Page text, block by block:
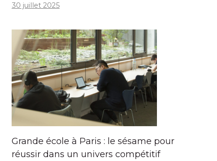
30 juillet 2025
Grande école à Paris : le sésame pour
réussir dans un univers compétitif